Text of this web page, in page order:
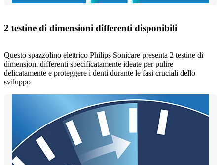
2 testine di dimensioni differenti disponibili
Questo spazzolino elettrico Philips Sonicare presenta 2 testine di
dimensioni differenti specificatamente ideate per pulire
delicatamente e proteggere i denti durante le fasi cruciali dello
sviluppo